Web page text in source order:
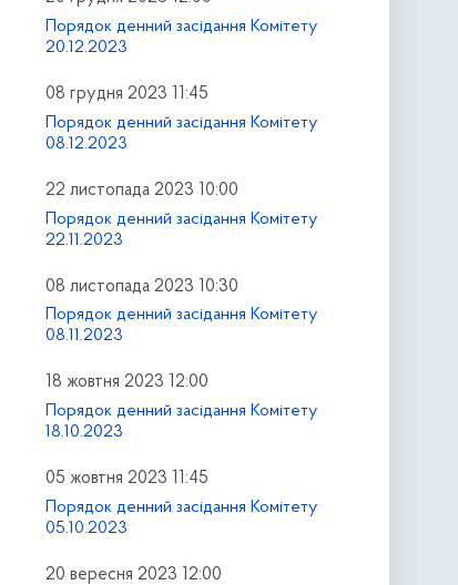
Порядок денний засідання Комітету
20.12.2023
08 грудня 2023 11:45
Порядок денний засідання Комітету
08.12.2023
22 листопада 2023 10:00
Порядок денний засідання Комітету
22.11.2023
08 листопада 2023 10:30
Порядок денний засідання Комітету
08.11.2023
18 жовтня 2023 12:00
Порядок денний засідання Комітету
18.10.2023
05 жовтня 2023 11:45
Порядок денний засідання Комітету
05.10.2023
20 вересня 2023 12:00